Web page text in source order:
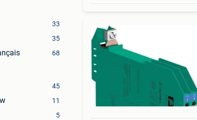
33
35
68
45
11
5